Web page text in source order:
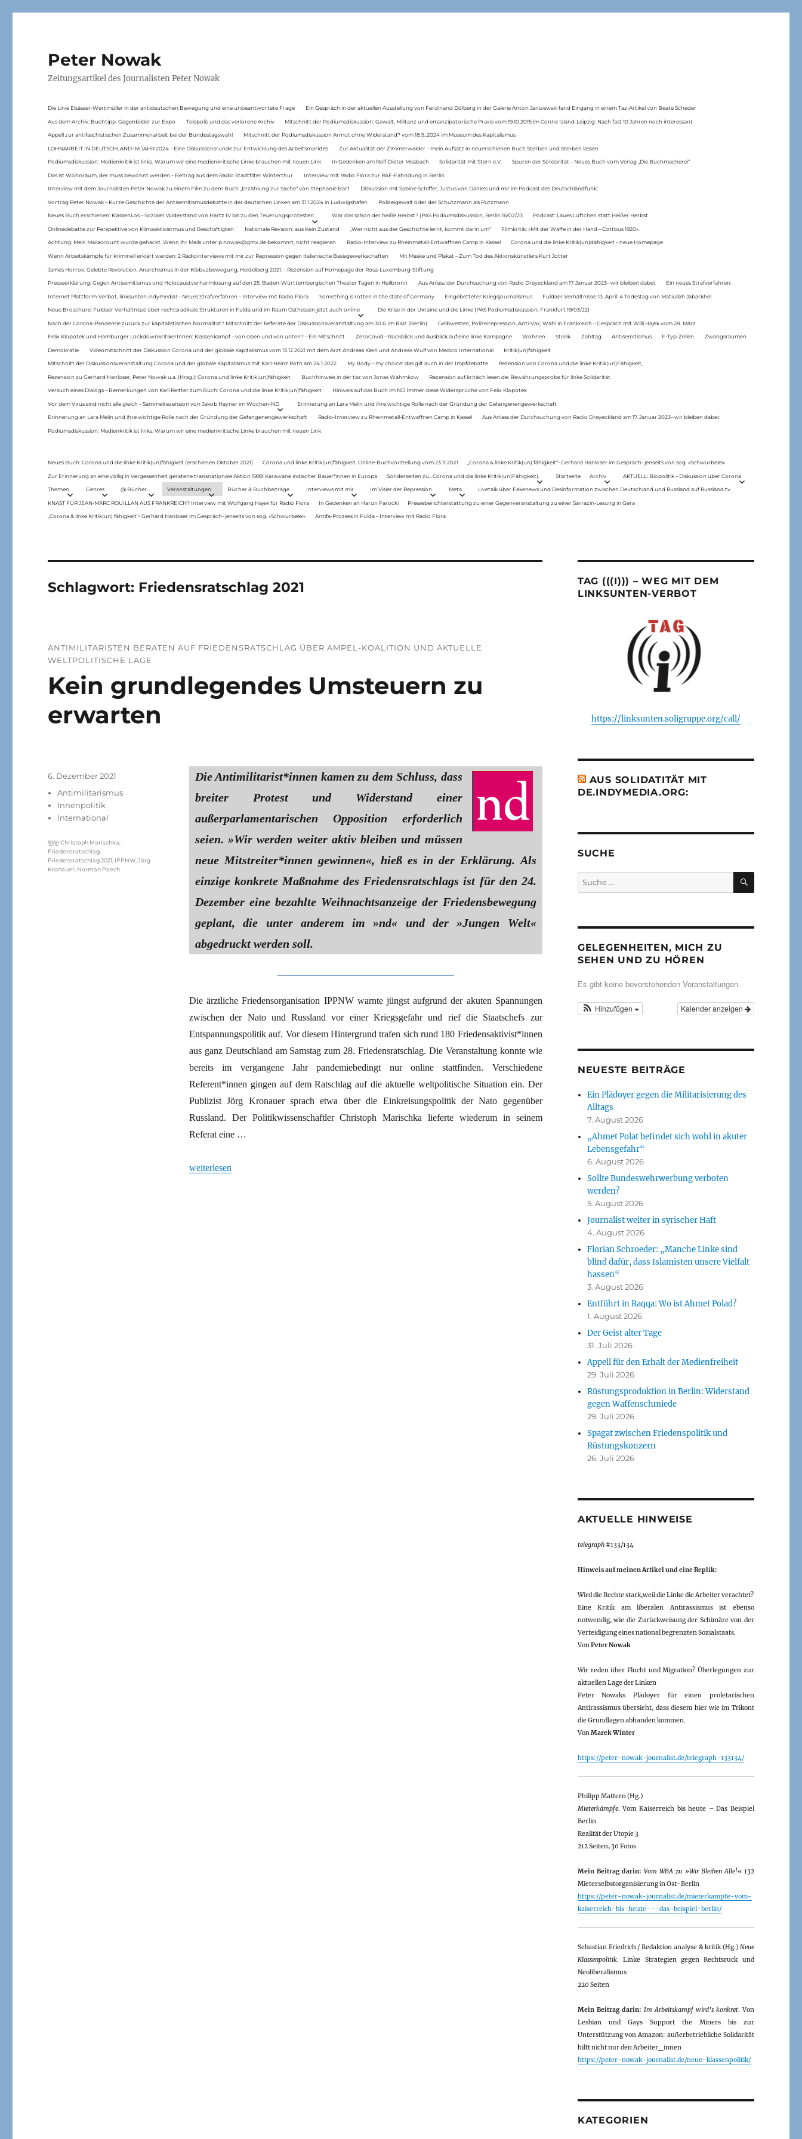
Peter Nowak
Zeitungsartikel des Journalisten Peter Nowak
Die Linie Elsässer-Wertmüller in der antideutschen Bewegung und eine unbeantwortete Frage Ein Gespräch in der aktuellen Ausstellung von Ferdinand Dölberg in der Galerie Anton Janizewski fand Eingang in einem Taz-Artikel von Beate Scheder
Aus dem Archiv: Buchtipp: Gegenbilder zur Expo Telepolis und das verlorene Archiv Mitschnitt der Podiumsdiskussion: Gewalt, Militanz und emanzipatorische Praxis vom 19.10.2015 im Conne Island-Leipzig: Nach fast 10 Jahren noch interessant.
Appell zur antifaschistischen Zusammenarbeit bei der Bundestagswahl Mitschnitt der Podiumsdiskussion Armut ohne Widerstand? vom 18.9..2024 im Museum des Kapitalismus
LOHNARBEIT IN DEUTSCHLAND IM JAHR 2024 – Eine Diskussionsrunde zur Entwicklung des Arbeitsmarktes Zur Aktualität der Zimmerwalder – mein Aufsatz in neuerschienen Buch Sterben und Sterben lassen
Podiumsdiskussion: Medienkritik ist links. Warum wir eine medienkritische Linke brauchen mit neuen Link In Gedenken am Rolf-Dieter Missbach Solidarität mit Stern e.V. Spuren der Solidarität – Neues Buch vom Verlag „Die Buchmacherei“
Das ist Wohnraum, der muss bewohnt werden – Beitrag aus dem Radio Stadtfilter Winterthur Interview mit Radio Flora zur RAF-Fahndung in Berlin
Interview mit dem Journalisten Peter Nowak zu einem Film zu dem Buch „Erzählung zur Sache“ von Stephanie Bart Diskussion mit Sabine Schiffer, Justus von Daniels und mir im Podcast des Deutschlandfunk:
Vortrag Peter Nowak – Kurze Geschichte der Antisemitismusdebatte in der deutschen Linken am 31.1.2024 in Ludwigshafen Polizeigewalt oder der Schutzmann als Putzmann
Neues Buch erschienen: KlassenLos – Sozialer Widerstand von Hartz IV bis zu den Teuerungsprotesten War das schon der heiße Herbst? (PAS Podiumsdiskussion, Berlin 16/02/23 Podcast: Laues Lüftchen statt Heißer Herbst
Onlinedebatte zur Perspektive von Klimaaktivistmus und Beschäftigten Nationale Revision: aus Kein Zustand „Wer nicht aus der Geschichte lernt, kommt darin um“ Filmkritik: »Mit der Waffe in der Hand – Cottbus 1920«.
Achtung: Mein Mailaccount wurde gehackt. Wenn ihr Mails unter p.nowak@gmx.de bekommt, nicht reagieren Radio-Interview zu Rheinmetall-Entwaffnen Camp in Kassel Corona und die linke Kritik(un)dähigkeit – neue Homepage
Wenn Arbeitskämpfe für kriminell erklärt werden: 2 Radiointerviews mit mir zur Repression gegen italienische Basisgewerkschaften Mit Maske und Plakat – Zum Tod des Aktionskünstlers Kurt Jotter
James Horrox: Gelebte Revolution. Anarchismus in der Kibbuzbewegung, Heidelberg 2021. – Rezension auf Homepage der Rosa-Luxemburg-Stiftung
Presseerklärung: Gegen Antisemitismus und Holocaustverharmlosung auf den 25. Baden-Württembergischen Theater Tagen in Heilbronn Aus Anlass der Durchsuchung von Radio Dreyeckland am 17.Januar 2023– wir bleiben dabei: Ein neues Strafverfahren:
Internet Plattform-Verbot, linksunten.indymedia1 – Neues Strafverfahren – Interview mit Radio Flora Something is rotten in the state of Germany Eingebetteter Kriegsjournalismus Fuldaer Verhältnisse: 13. April: 4 Todestag von Matiul­lah Jabarkhel
Neue Broschüre: Fuldaer Verhältnisse über rechtsradikale Strukturen in Fulda und im Raum Osthessen jetzt auch online Die Krise in der Ukraine und die Linke (PAS Podiumsdiskussion, Frankfurt 19/03/22)
Nach der Corona-Pandemie zurück zur kapitalistischen Normalität? Mitschnitt der Referate der Diskussionsveranstaltung am 30.6. im Baiz (Berlin) Gelbwesten, Polizeirepression, Anti-Vax, Wahl in Frankreich – Gespräch mit Willi Hajek vom 28. März
Felix Klopotek und Hamburger LockdownkritikerInnen: Klassenkampf – von oben und von unten? – Ein Mitschnitt ZeroCovid – Rückblick und Ausblick auf eine linke Kampagne Wohnen Streik Zahltag Antisemitismus F-Typ-Zellen Zwangsräumen
Demokratie Videomitschnitt der Diskussion Corona und der globale Kapitalismus vom 13.12.2021 mit dem Arzt Andreas Klein und Andreas Wulf von Medico International Kritik(un)fähigkeit
Mitschnitt der Diskussionsveranstaltung Corona und der globale Kapitalismus mit Karl-Heinz Roth am 24.1.2022 My Body – my choice: das gilt auch in der Impfdebatte Rezension von Corona und die linke Kritik(un)Fähigkeit,
Rezension zu Gerhard Hanloser, Peter Nowak u.a. (Hrsg.): Corona und linke Kritik(un)fähigkeit Buchhinweis in der taz von Jonas Wahmkow Rezension auf kritisch lesen.de: Bewährungsprobe für linke Solidarität
Versuch eines Dialogs – Bemerkungen von Karl Reitter zum Buch: Corona und die linke Kritik(un)fähigkeit Hinweis auf das Buch im ND Immer diese Widersprüche von Felix Klopotek
Vor dem Virus sind nicht alle gleich – Sammelrezension von Jakob Hayner im Wochen-ND Erinnerung an Lara Melin und ihre wichtige Rolle nach der Gründung der Gefangenengewerkschaft
Erinnerung an Lara Melin und ihre wichtige Rolle nach der Gründung der Gefangenengewerkschaft Radio-Interview zu Rheinmetall-Entwaffnen Camp in Kassel Aus Anlass der Durchsuchung von Radio Dreyeckland am 17.Januar 2023– wir bleiben dabei:
Podiumsdiskussion: Medienkritik ist links. Warum wir eine medienkritische Linke brauchen mit neuen Link
Neues Buch: Corona und die linke Kritik(un)fähigkeit (erschienen Oktober 2021) Corona und linke Kritik(un)fähigkeit. Online-Buchvorstellung vom 23.11.2021 „Corona & linke Kritik(un) fähigkeit“- Gerhard Hanloser im Gespräch- jenseits von sog. »Schwurbelei«
Zur Erinnerung an eine völlig in Vergessenheit geratene transnationale Aktion 1999: Karawane indischer Bauer*innen in Europa Sonderseiten zu…Corona und die linke Kritik(un)Fähigkeit). Startseite Archiv AKTUELL: Biopolitik – Diskussion über Corona
Themen Genres @ Bücher… Veranstaltungen Bücher & Buchbeiträge Interviews mit mir Im Visier der Repression Meta Livetalk über Fakenews und Desinformation zwischen Deutschland und Russland auf Russland.tv
KNAST FÜR JEAN-MARC ROUILLAN AUS FRANKREICH? Interview mit Wolfgang Hajek für Radio Flora In Gedenken an Harun Farocki Presseberichterstattung zu einer Gegenveranstaltung zu einer Sarrazin-Lesung in Gera
„Corona & linke Kritik(un) fähigkeit“- Gerhard Hanloser im Gespräch- jenseits von sog. »Schwurbelei« Antifa-Prozess in Fulda – Interview mit Radio Flora
Schlagwort: Friedensratschlag 2021
ANTIMILITARISTEN BERATEN AUF FRIEDENSRATSCHLAG ÜBER AMPEL-KOALITION UND AKTUELLE
WELTPOLITISCHE LAGE
Kein grundlegendes Umsteuern zu
erwarten
Die Antimilitarist*innen kamen zu dem Schluss, dass
breiter Protest und Widerstand einer
außerparlamentarischen Opposition erforderlich
seien. »Wir werden weiter aktiv bleiben und müssen
neue Mitstreiter*innen gewinnen«, hieß es in der Erklärung. Als
einzige konkrete Maßnahme des Friedensratschlags ist für den 24.
Dezember eine bezahlte Weihnachtsanzeige der Friedensbewegung
geplant, die unter anderem im »nd« und der »Jungen Welt«
abgedruckt werden soll.
Die ärztliche Friedensorganisation IPPNW warnte jüngst aufgrund der akuten Spannungen
zwischen der Nato und Russland vor einer Kriegsgefahr und rief die Staatschefs zur
Entspannungspolitik auf. Vor diesem Hintergrund trafen sich rund 180 Friedensaktivist*innen
aus ganz Deutschland am Samstag zum 28. Friedensratschlag. Die Veranstaltung konnte wie
bereits im vergangene Jahr pandemiebedingt nur online stattfinden. Verschiedene
Referent*innen gingen auf dem Ratschlag auf die aktuelle weltpolitische Situation ein. Der
Publizist Jörg Kronauer sprach etwa über die Einkreisungspolitik der Nato gegenüber
Russland. Der Politikwissenschaftler Christoph Marischka lieferte wiederum in seinem
Referat eine …
„Kein grundlegendes Umsteuern zu erwarten“
weiterlesen
Veröffentlicht
6. Dezember 2021
Kategorien
Antimilitarismus
Innenpolitik
International
Schlagwörter
SW:Christoph Marischka
Friedensratschlag
Friedensratschlag 2021 IPPNW ,Jörg
Kronauer Norman Paech
TAG (((I))) – WEG MIT DEM
LINKSUNTEN-VERBOT
https://linksunten.soligruppe.org/call/
AUS SOLIDATITÄT MIT
DE.INDYMEDIA.ORG:
SUCHE
Suche
nach:
SUCHEN
GELEGENHEITEN, MICH ZU
SEHEN UND ZU HÖREN
Es gibt keine bevorstehenden Veranstaltungen.
Kalender anzeigen
Hinzufügen
NEUESTE BEITRÄGE
Ein Plädoyer gegen die Militarisierung des
Alltags
7. August 2026
„Ahmet Polat befindet sich wohl in akuter
Lebensgefahr“
6. August 2026
Sollte Bundeswehrwerbung verboten
werden?
5. August 2026
Journalist weiter in syrischer Haft
4. August 2026
Florian Schroeder: „Manche Linke sind
blind dafür, dass Islamisten unsere Vielfalt
hassen“
3. August 2026
Entführt in Raqqa: Wo ist Ahmet Polad?
1. August 2026
Der Geist alter Tage
31. Juli 2026
Appell für den Erhalt der Medienfreiheit
29. Juli 2026
Rüstungsproduktion in Berlin: Widerstand
gegen Waffenschmiede
29. Juli 2026
Spagat zwischen Friedenspolitik und
Rüstungskonzern
26. Juli 2026
AKTUELLE HINWEISE
telegraph#133/134
Hinweis auf meinen Artikel und eine Replik:
Wird die Rechte stark,weil die Linke die Arbeiter verachtet?
Eine Kritik am liberalen Antirassismus ist ebenso
notwendig, wie die Zurückweisung der Schimäre von der
Verteidigung eines national begrenzten Sozialstaats.
VonPeter Nowak
Wir reden über Flucht und Migration? Überlegungen zur
aktuellen Lage der Linken
Peter Nowaks Plädoyer für einen proletarischen
Antirassismus übersieht, dass diesem hier wie im Trikont
die Grundlagen abhanden kommen.
VonMarek Winter
https://peter-nowak-journalist.de/telegraph-133134/
Philipp Mattern (Hg.)
Mieterkämpfe. Vom Kaiserreich bis heute – Das Beispiel
Berlin
Realität der Utopie 3
212 Seiten, 30 Fotos
Mein Beitrag darin: Vom WBA zu »Wir Bleiben Alle!«132
Mieterselbstorganisierung in Ost-Berlin
https://peter-nowak-journalist.de/mieterkampfe-vom-
kaiserreich-bis-heute-–-das-beispiel-berlin/
Sebastian Friedrich / Redaktion analyse & kritik (Hg.) Neue
Klassenpolitik. Linke Strategien gegen Rechtsruck und
Neoliberalismus
220 Seiten
Mein Beitrag darin: Im Arbeitskampf wird’s konkret. Von
Lesbian und Gays Support the Miners bis zur
Unterstützung von Amazon: außerbetriebliche Solidarität
hilft nicht nur den Arbeiter_innen
https://peter-nowak-journalist.de/neue-klassenpolitik/
KATEGORIEN